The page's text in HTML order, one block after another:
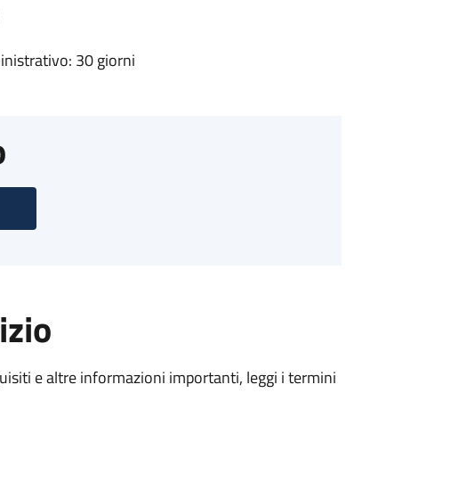
30 giorni
e altre informazioni importanti, leggi i termini